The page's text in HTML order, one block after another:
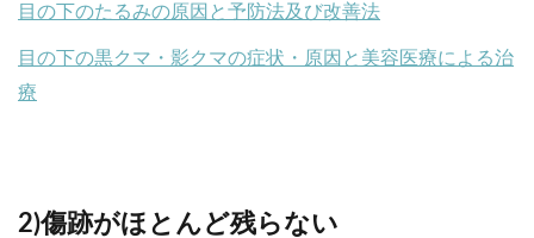
目の下のたるみの原因と予防法及び改善法
目の下の黒クマ・影クマの症状・原因と美容医療による治
療
2)傷跡がほとんど残らない